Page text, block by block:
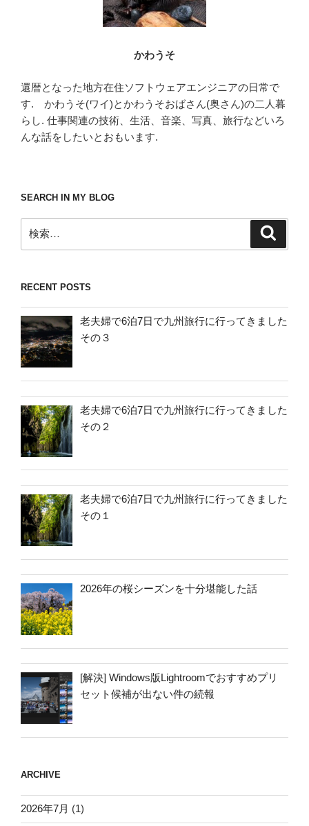
かわうそ
還暦となった地方在住ソフトウェアエンジニアの日常で
す. かわうそ(ワイ)とかわうそおばさん(奥さん)の二人暮
らし. 仕事関連の技術、生活、音楽、写真、旅行などいろ
んな話をしたいとおもいます.
SEARCH IN MY BLOG
索:
RECENT POSTS
老夫婦で6泊7日で九州旅行に行ってきました
その３
老夫婦で6泊7日で九州旅行に行ってきました
その２
老夫婦で6泊7日で九州旅行に行ってきました
その１
2026年の桜シーズンを十分堪能した話
[解決] Windows版Lightroomでおすすめプリ
セット候補が出ない件の続報
ARCHIVE
2026年7月 (1)